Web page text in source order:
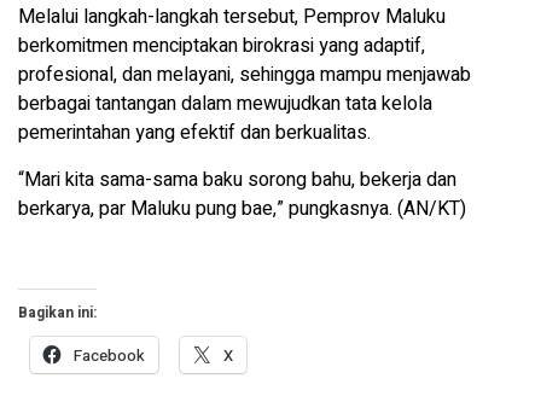
Melalui langkah-langkah tersebut, Pemprov Maluku
berkomitmen menciptakan birokrasi yang adaptif,
profesional, dan melayani, sehingga mampu menjawab
berbagai tantangan dalam mewujudkan tata kelola
pemerintahan yang efektif dan berkualitas.
“Mari kita sama-sama baku sorong bahu, bekerja dan
berkarya, par Maluku pung bae,” pungkasnya. (AN/KT)
Bagikan ini:
Facebook X